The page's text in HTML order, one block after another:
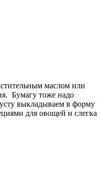
маслом или
Бумагу тоже надо
выкладываем в форму
для овощей и слегка